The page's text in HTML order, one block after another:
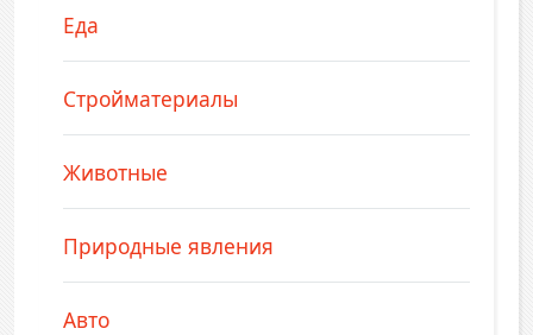
Еда
Стройматериалы
Животные
Природные явления
Авто